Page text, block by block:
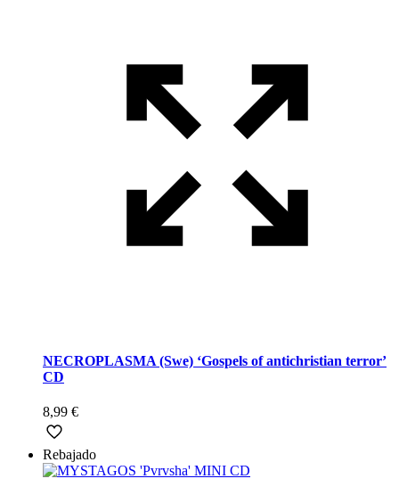
NECROPLASMA (Swe) ‘Gospels of antichristian terror’
CD
8,99 €
Rebajado